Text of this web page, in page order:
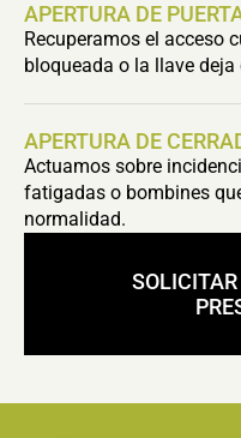
APERTURA DE
Recuperamos el acceso
bloqueada o la llave deja
APERTURA DE
Actuamos sobre
fatigadas o bombines
normalidad.